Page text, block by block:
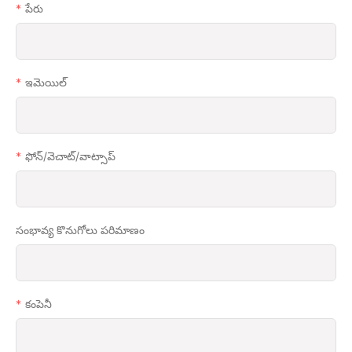
పేరు
ఇమెయిల్
ఫోన్/వెచాట్/వాట్సాప్
సంభావ్య కొనుగోలు పరిమాణం
కంపెనీ